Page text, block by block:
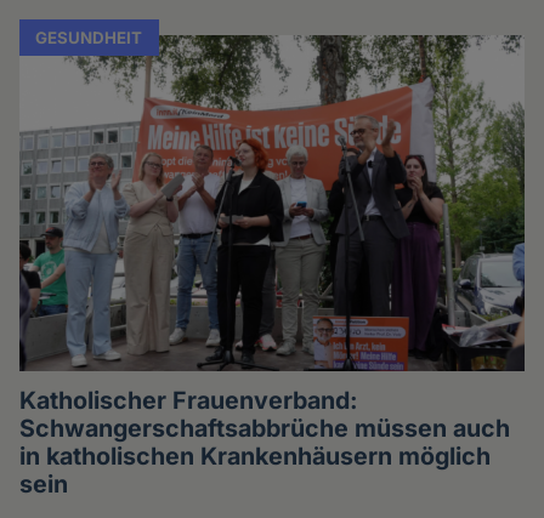
GESUNDHEIT
Katholischer Frauenverband:
Schwangerschaftsabbrüche müssen auch
in katholischen Krankenhäusern möglich
sein